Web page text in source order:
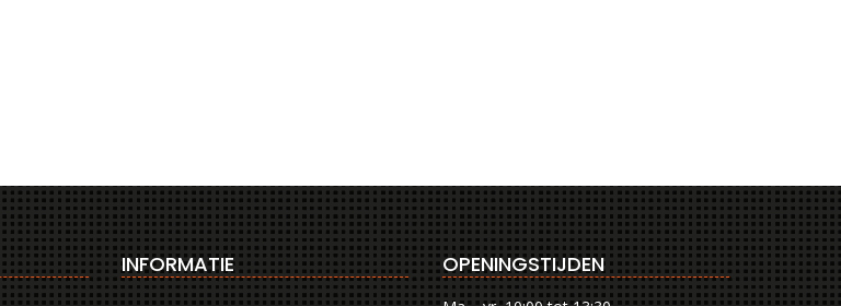
INFORMATIE OPENINGSTIJDEN